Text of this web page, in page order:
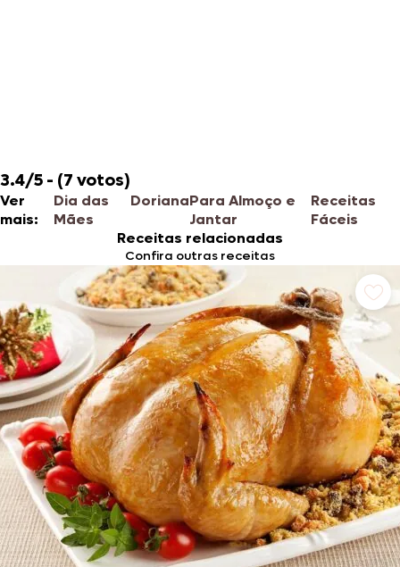
3.4/5 - (7 votos)
Ver
mais:
Dia das
Mães
DorianaPara Almoço e
Jantar
Receitas
Fáceis
Receitas relacionadas
Confira outras receitas